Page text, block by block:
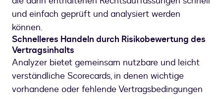
und einfach geprüft und analysiert werden
können.
Schnelleres Handeln durch Risikobewertung des
Vertragsinhalts
Analyzer bietet gemeinsam nutzbare und leicht
verständliche Scorecards, in denen wichtige
vorhandene oder fehlende Vertragsbedingungen